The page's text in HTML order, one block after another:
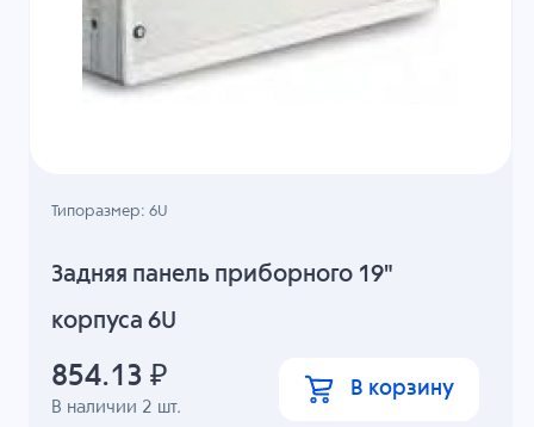
Задняя панель приборного 19"
корпуса 6U
В наличии 2 шт.
Типоразмер: 6U
854.13 ₽ В корзину